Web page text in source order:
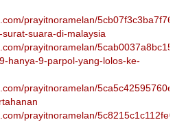
prayitnoramelan/
suara-di-malaysia
prayitnoramelan/
hanya-9-parpol-yang-lolos-ke-
prayitnoramelan/
prayitnoramelan/